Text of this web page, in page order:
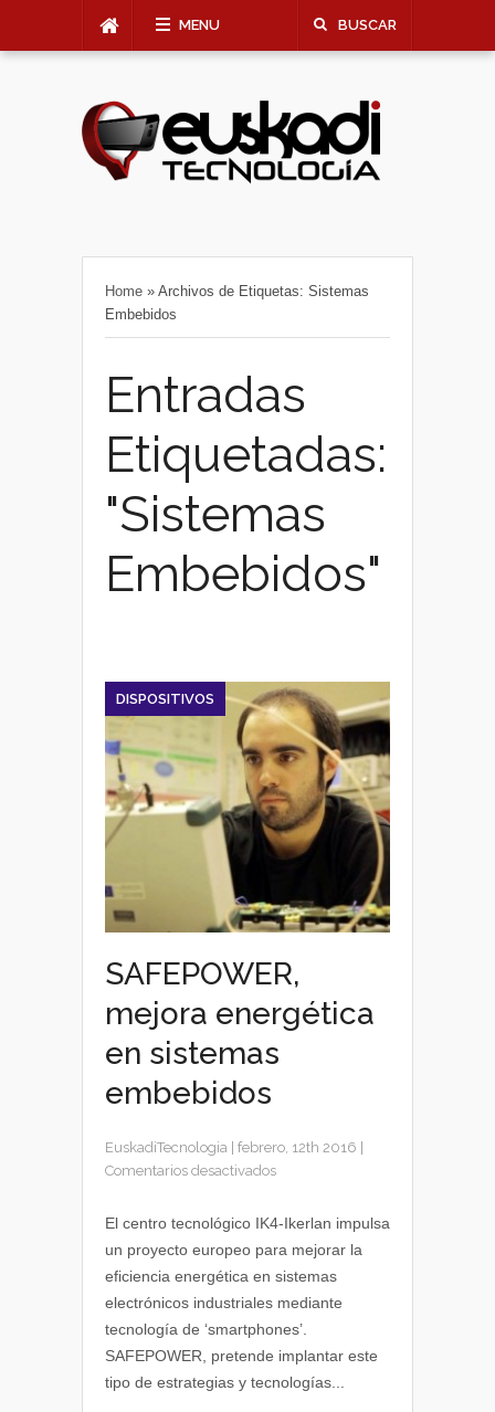
MENU BUSCAR
Home » Archivos de Etiquetas: Sistemas
Embebidos
Entradas
Etiquetadas:
"Sistemas
Embebidos"
DISPOSITIVOS
SAFEPOWER,
mejora energética
en sistemas
embebidos
EuskadiTecnologia febrero, 12th 2016
Comentarios desactivadosen
mejora
sistemas
embebidos
El centro tecnológico IK4-Ikerlan impulsa
un proyecto europeo para mejorar la
eficiencia energética en sistemas
electrónicos industriales mediante
tecnología de ‘smartphones’.
SAFEPOWER, pretende implantar este
tipo de estrategias y tecnologías...